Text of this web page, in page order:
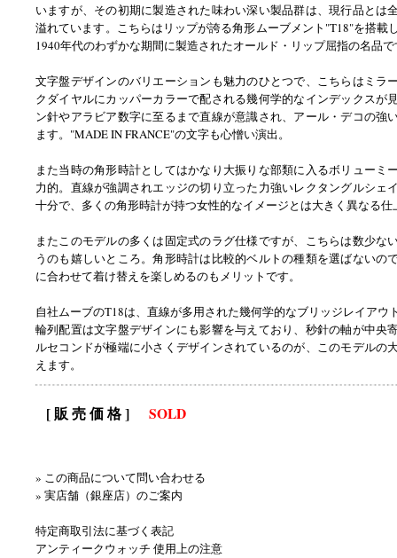
いますが、その初期に製造された味わい深い製品群は、現行品とは
溢れています。こちらはリップが誇る角形ムーブメント"T18"を搭載
1940年代のわずかな期間に製造されたオールド・リップ屈指の名品
文字盤デザインのバリエーションも魅力のひとつで、こちらはミラ
クダイヤルにカッパーカラーで配される幾何学的なインデックスが
ン針やアラビア数字に至るまで直線が意識され、アール・デコの強
ます。"MADE IN FRANCE"の文字も心憎い演出。
また当時の角形時計としてはかなり大振りな部類に入るボリューミ
力的。直線が強調されエッジの切り立った力強いレクタングルシェ
十分で、多くの角形時計が持つ女性的なイメージとは大きく異なる仕
またこのモデルの多くは固定式のラグ仕様ですが、こちらは数少な
うのも嬉しいところ。角形時計は比較的ベルトの種類を選ばないの
に合わせて着け替えを楽しめるのもメリットです。
自社ムーブのT18は、直線が多用された幾何学的なブリッジレイアウ
輪列配置は文字盤デザインにも影響を与えており、秒針の軸が中央
ルセコンドが極端に小さくデザインされているのが、このモデルの
えます。
[ 販 売 価 格 ] SOLD
» この商品について問い合わせる
» 実店舗（銀座店）のご案内
特定商取引法に基づく表記
アンティークウォッチ 使用上の注意